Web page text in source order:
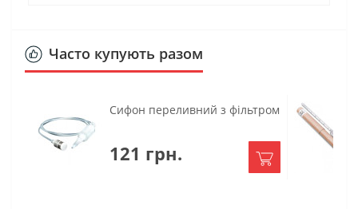
Часто купують разом
Сифон переливний з фільтром
121 грн.